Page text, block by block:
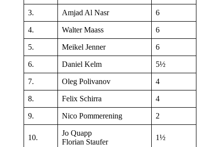
3. Amjad Al Nasr 6
4. Walter Maass 6
5. Meikel Jenner 6
6. Daniel Kelm 5½
7. Oleg Polivanov 4
8. Felix Schirra 4
9. Nico Pommerening 2
10.
Jo Quapp
Florian Staufer
1½